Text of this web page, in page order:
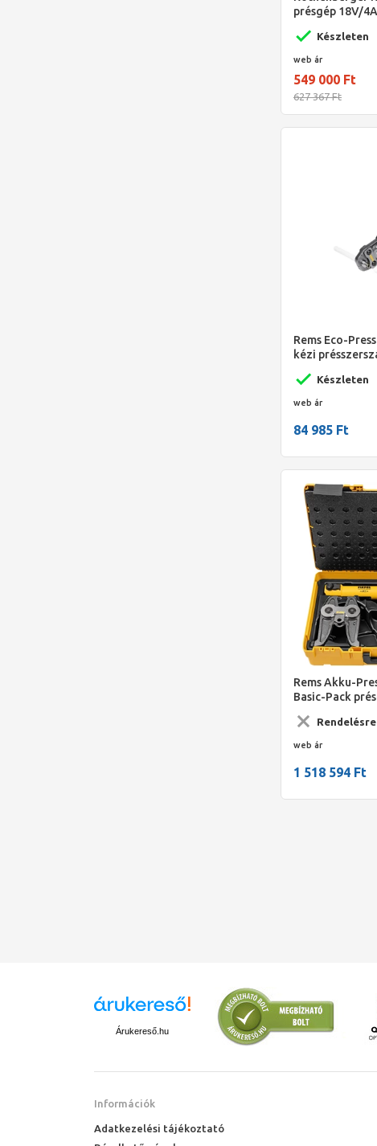
présgép 18V/
VTSZ: 84672920
Készleten
web ár
549 000 Ft
627 367 Ft
Rems Eco-
kézi
Készleten
web ár
84 985 Ft
Rems Akku-
Basic-Pack
Rendelésre
web ár
1 518 594 Ft
Árukereső.hu
Információk
Adatkezelési tájékoztató